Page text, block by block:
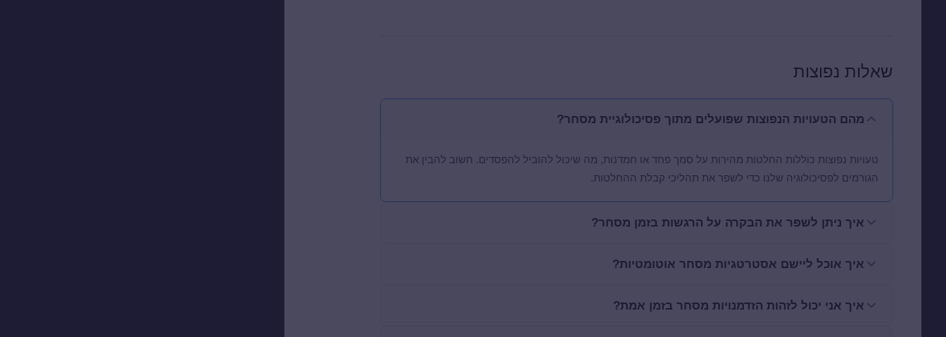
שאלות נפוצות
מהם הטעויות הנפוצות שפועלים מתוך פסיכולוגיית מסחר?
טעויות נפוצות כוללות החלטות מהירות על סמך פחד או חמדנות, מה שיכול להוביל להפסדים. חשוב להבין את
הגורמים לפסיכולוגיה שלנו כדי לשפר את תהליכי קבלת ההחלטות.
איך ניתן לשפר את הבקרה על הרגשות בזמן מסחר?
איך אוכל ליישם אסטרטגיות מסחר אוטומטיות?
איך אני יכול לזהות הזדמנויות מסחר בזמן אמת?